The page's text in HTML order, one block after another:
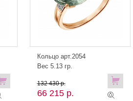
Кольцо арт.2054
Вес 5.13 гр.
66 215 р.
132 430 р.